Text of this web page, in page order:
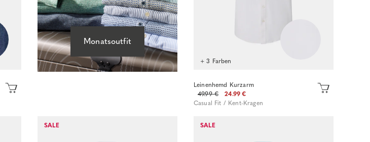
Monatsoutfit
+ 3 Farben
Leinenhemd Kurzarm
49.99 €
24.99 €
Casual Fit / Kent-Kragen
SALE SALE